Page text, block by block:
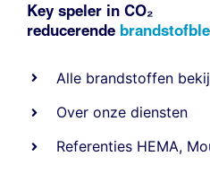
Key speler in CO₂
reducerende
Alle brandstoffen
Over onze diensten
Referenties HEMA,